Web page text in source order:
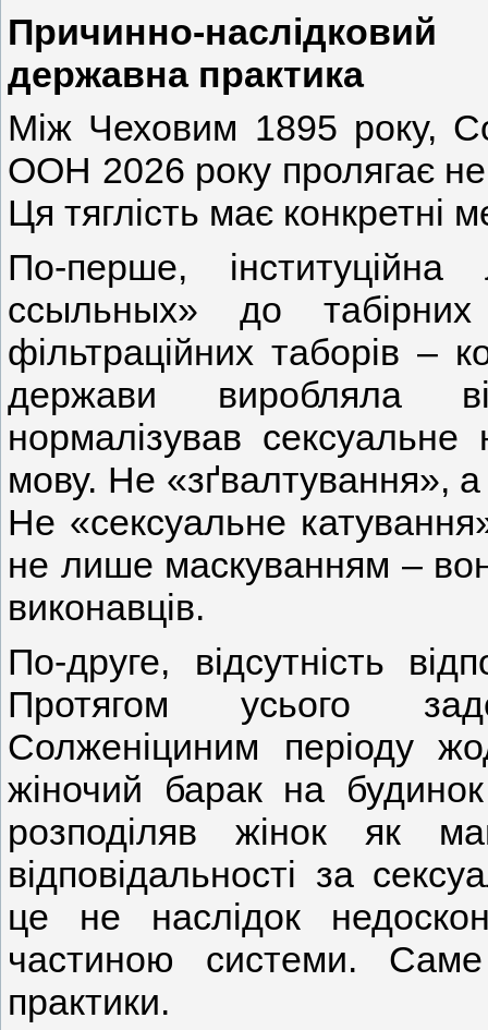
Причинно-
державна практика
Між Чеховим 1895 року,
ООН 2026 року пролягає
Ця тяглість має конкретні
По-перше, інституційна
ссыльных» до
фільтраційних таборів –
держави виробляла
нормалізував
мову. Не «зґвалтування»,
Не «сексуальне
не лише маскуванням –
виконавців.
По-друге, відсутність
Протягом усього
Солженіциним періоду
жіночий барак на
розподіляв жінок як
відповідальності за
це не наслідок
частиною системи. Саме
практики.